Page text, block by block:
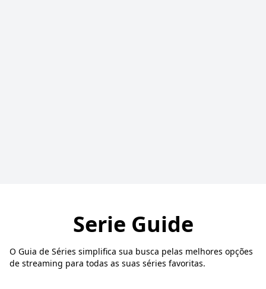
Serie Guide
O Guia de Séries simplifica sua busca pelas melhores opções
de streaming para todas as suas séries favoritas.